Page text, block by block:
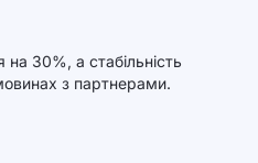
30%, а стабільність
з партнерами.